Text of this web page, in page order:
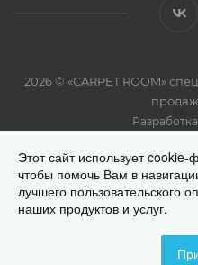
2026 © «CARPET ROOM»
Этот сайт использует
чтобы помочь Вам в
лучшего пользовательского
наших продуктов и услуг.